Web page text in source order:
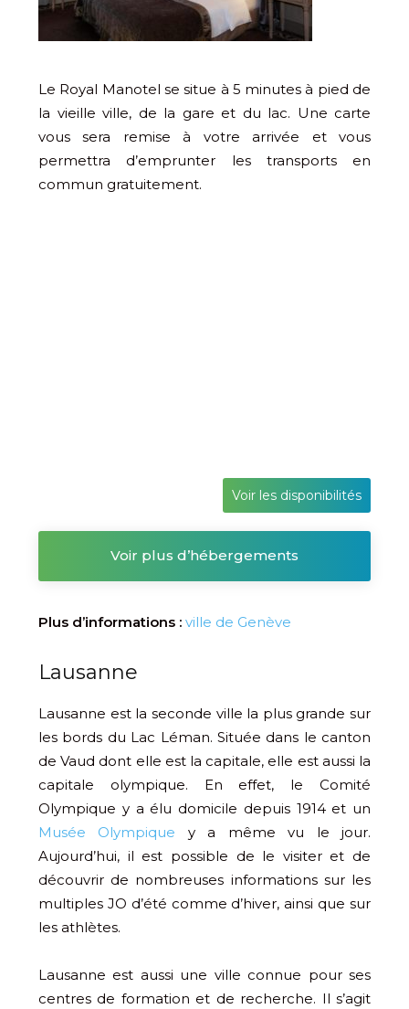
Le Royal Manotel se situe à 5 minutes à pied de
la vieille ville, de la gare et du lac. Une carte
vous sera remise à votre arrivée et vous
permettra d’emprunter les transports en
commun gratuitement.
Voir les disponibilités
Voir plus d’hébergements
Plus d’informations : ville de Genève
Lausanne
Lausanne est la seconde ville la plus grande sur
les bords du Lac Léman. Située dans le canton
de Vaud dont elle est la capitale, elle est aussi la
capitale olympique. En effet, le Comité
Olympique y a élu domicile depuis 1914 et un
Musée Olympique y a même vu le jour.
Aujourd’hui, il est possible de le visiter et de
découvrir de nombreuses informations sur les
multiples JO d’été comme d’hiver, ainsi que sur
les athlètes.
Lausanne est aussi une ville connue pour ses
centres de formation et de recherche. Il s’agit